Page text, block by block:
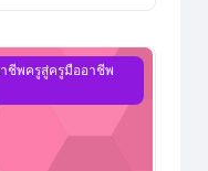
มรู้และประสบการณ์วิชาชีพ
ชีพครูสู่ครูมืออาชีพ